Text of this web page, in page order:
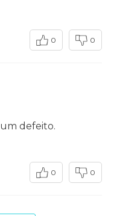
0 0
defeito.
0 0